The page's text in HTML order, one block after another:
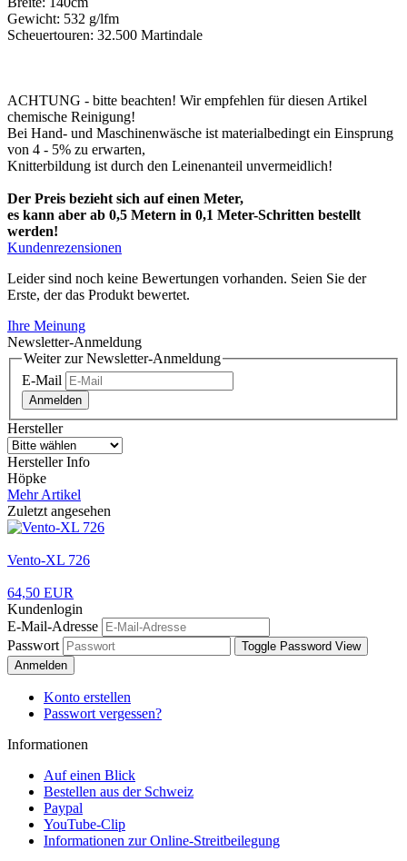
Gewicht: 532 g/lfm
Scheuertouren: 32.500 Martindale
ACHTUNG - bitte beachten! Wir empfehlen für diesen Artikel
chemische Reinigung!
Bei Hand- und Maschinenwäsche ist materialbedingt ein Einsprung
von 4 - 5% zu erwarten,
Knitterbildung ist durch den Leinenanteil unvermeidlich!
Der Preis bezieht sich auf einen Meter,
es kann aber ab 0,5 Metern in 0,1 Meter-Schritten bestellt
werden!
Kundenrezensionen
Leider sind noch keine Bewertungen vorhanden. Seien Sie der
Erste, der das Produkt bewertet.
Ihre Meinung
Newsletter-Anmeldung
Weiter zur Newsletter-Anmeldung
E-Mail
Anmelden
Hersteller
Hersteller Info
Höpke
Mehr Artikel
Zuletzt angesehen
Vento-XL 726
64,50 EUR
Kundenlogin
E-Mail-Adresse
Passwort
Toggle Password View
Anmelden
Konto erstellen
Passwort vergessen?
Informationen
Auf einen Blick
Bestellen aus der Schweiz
Paypal
YouTube-Clip
Informationen zur Online-Streitbeilegung